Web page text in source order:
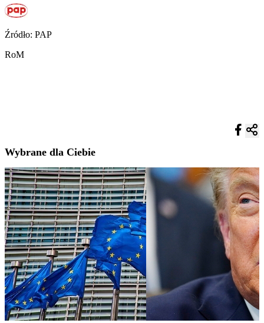
Źródło: PAP
RoM
Wybrane dla Ciebie